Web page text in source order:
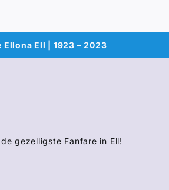
Ellona Ell | 1923 – 2023
gezelligste Fanfare in Ell!